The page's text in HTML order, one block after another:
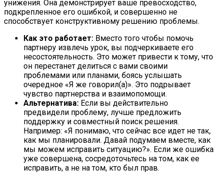
унижения. Она демонстрирует ваше превосходство,
подкрепленное его ошибкой, и совершенно не
способствует конструктивному решению проблемы.
Как это работает: Вместо того чтобы помочь
партнеру извлечь урок, вы подчеркиваете его
несостоятельность. Это может привести к тому, что
он перестанет делиться с вами своими
проблемами или планами, боясь услышать
очередное «Я же говорил(а)». Это подрывает
чувство партнерства и взаимопомощи.
Альтернатива: Если вы действительно
предвидели проблему, лучше предложить
поддержку и совместный поиск решения.
Например: «Я понимаю, что сейчас все идет не так,
как мы планировали. Давай подумаем вместе, как
мы можем исправить ситуацию?». Если же ошибка
уже совершена, сосредоточьтесь на том, как ее
исправить, а не на том, кто был прав.